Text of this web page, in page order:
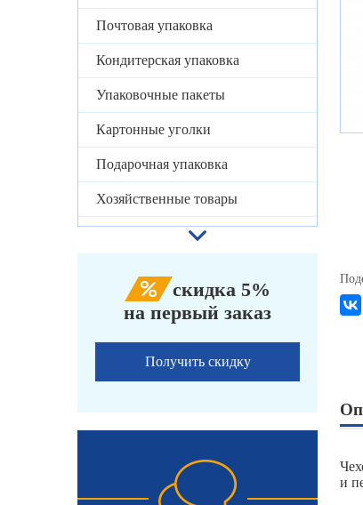
Почтовая упаковка
Кондитерская упаковка
Упаковочные пакеты
Картонные уголки
Подарочная упаковка
Хозяйственные товары
скидка 5%
на первый заказ
Получить скидку
и